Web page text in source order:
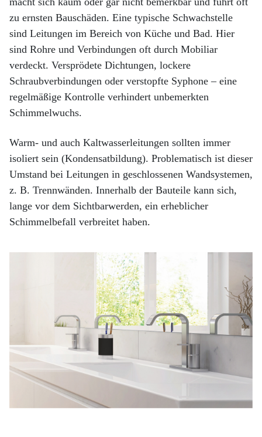
zu ernsten Bauschäden. Eine typische Schwachstelle
sind Leitungen im Bereich von Küche und Bad. Hier
sind Rohre und Verbindungen oft durch Mobiliar
verdeckt. Versprödete Dichtungen, lockere
Schraubverbindungen oder verstopfte Syphone – eine
regelmäßige Kontrolle verhindert unbemerkten
Schimmelwuchs.
Warm- und auch Kaltwasserleitungen sollten immer
isoliert sein (Kondensatbildung). Problematisch ist dieser
Umstand bei Leitungen in geschlossenen Wandsystemen,
z. B. Trennwänden. Innerhalb der Bauteile kann sich,
lange vor dem Sichtbarwerden, ein erheblicher
Schimmelbefall verbreitet haben.